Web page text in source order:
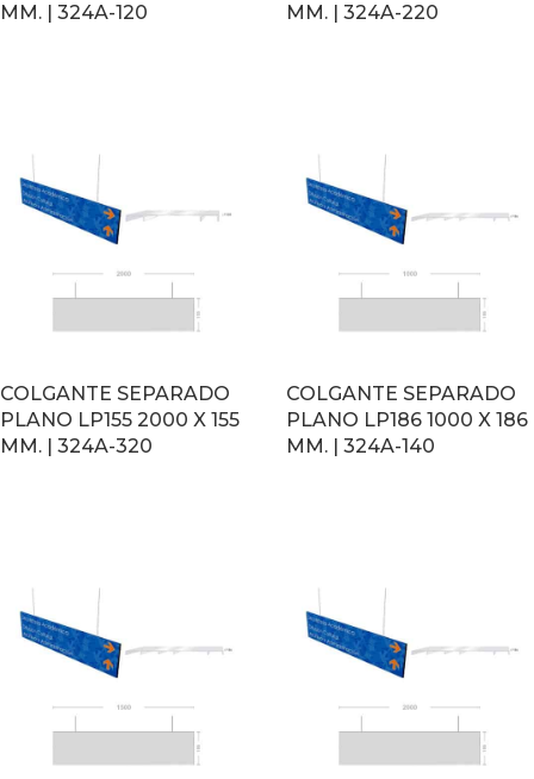
MM. | 324A-120
MM. | 324A-220
COLGANTE SEPARADO
PLANO LP155 2000 X 155
MM. | 324A-320
COLGANTE SEPARADO
PLANO LP186 1000 X 186
MM. | 324A-140